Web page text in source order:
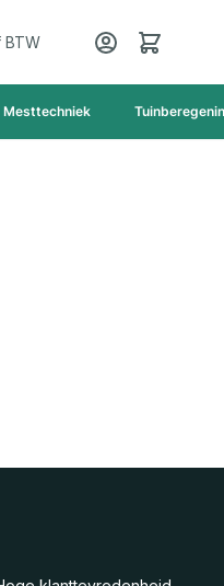
BTW Cart
Mesttechniek